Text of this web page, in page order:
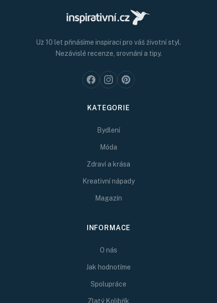
Už 10 let přinášíme inspiraci pro váš životní styl.
Nezávislé recenze, srovnání a tipy.
KATEGORIE
Bydlení
Móda
Zdraví a krása
Kreativní nápady
Magazín
INFORMACE
O nás
Jak hodnotíme
Spolupráce
Zlatý Kolibřík